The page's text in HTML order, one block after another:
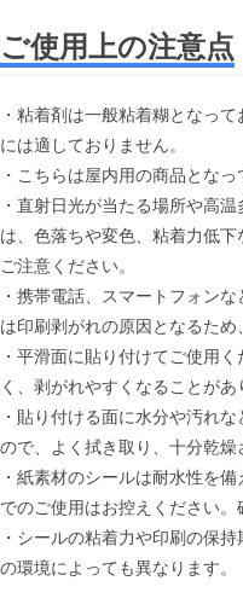
ご使用上の注意点
・粘着剤は一般粘着糊となっ
には適しておりません。
・こちらは屋内用の商品となっ
・直射日光が当たる場所や高
は、色落ちや変色、粘着力低
ご注意ください。
・携帯電話、スマートフォン
は印刷剥がれの原因となるため
・平滑面に貼り付けてご使用
く、剥がれやすくなることがあ
・貼り付ける面に水分や汚れ
ので、よく拭き取り、十分乾燥
・紙素材のシールは耐水性を
でのご使用はお控えください。
・シールの粘着力や印刷の保
の環境によっても異なります。